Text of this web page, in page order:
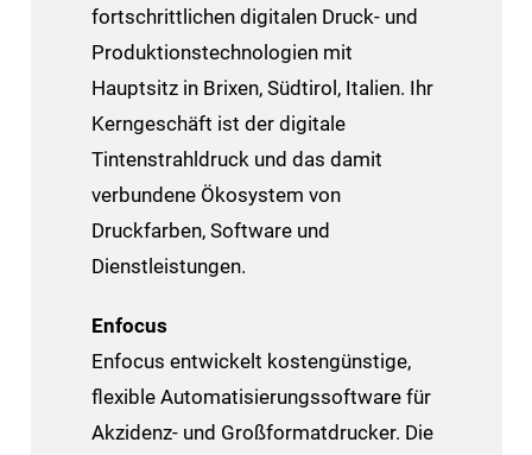
fortschrittlichen digitalen Druck- und
Produktionstechnologien mit
Hauptsitz in Brixen, Südtirol, Italien. Ihr
Kerngeschäft ist der digitale
Tintenstrahldruck und das damit
verbundene Ökosystem von
Druckfarben, Software und
Dienstleistungen.
Enfocus
Enfocus entwickelt kostengünstige,
flexible Automatisierungssoftware für
Akzidenz- und Großformatdrucker. Die